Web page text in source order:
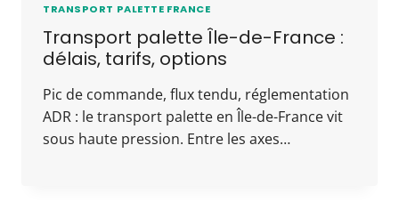
TRANSPORT PALETTE FRANCE
Transport palette Île-de-France :
délais, tarifs, options
Pic de commande, flux tendu, réglementation
ADR : le transport palette en Île-de-France vit
sous haute pression. Entre les axes…